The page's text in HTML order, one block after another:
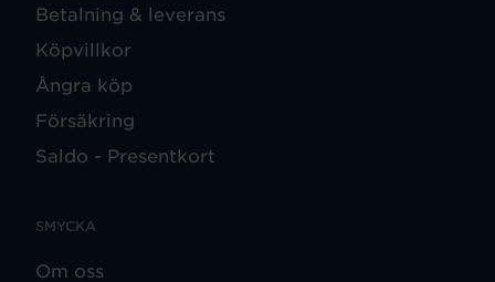
Betalning & leverans
Köpvillkor
Ångra köp
Försäkring
Saldo - Presentkort
SMYCKA
Om oss